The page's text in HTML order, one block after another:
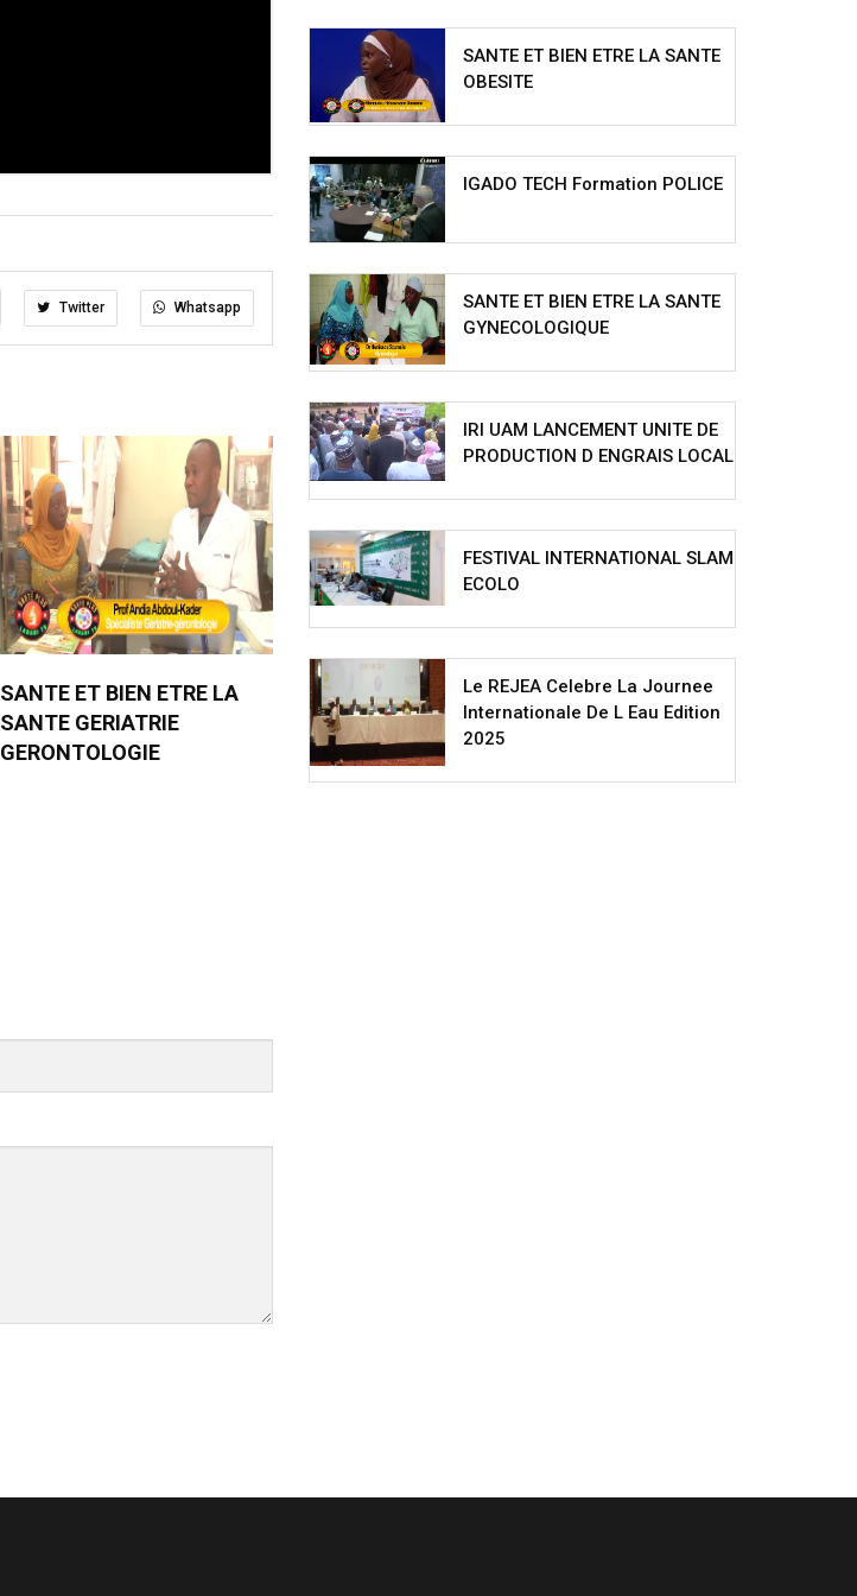
Twitter Whatsapp
SANTE ET BIEN ETRE LA
SANTE GERIATRIE
GERONTOLOGIE
SANTE ET BIEN ETRE LA SANTE
OBESITE
IGADO TECH Formation POLICE
SANTE ET BIEN ETRE LA SANTE
GYNECOLOGIQUE
IRI UAM LANCEMENT UNITE DE
PRODUCTION D ENGRAIS LOCAL
FESTIVAL INTERNATIONAL SLAM
ECOLO
Le REJEA Celebre La Journee
Internationale De L Eau Edition
2025